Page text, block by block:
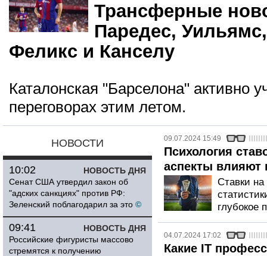
Трансферные
Паредес,
Феликс и Канселу
Каталонская "Барселона" активно
переговорах этим летом.
НОВОСТИ
НОВОСТЬ ДНЯ
10:02
Сенат США утвердил закон об
"адских санкциях" против РФ:
Зеленский поблагодарил за это ©
НОВОСТЬ ДНЯ
09:41
Российские фигуристы массово
стремятся к получению
09.07.2024 15:49
Психология
аспекты влияют
Ставки на
глубокое
04.07.2024 17:02
Какие IT